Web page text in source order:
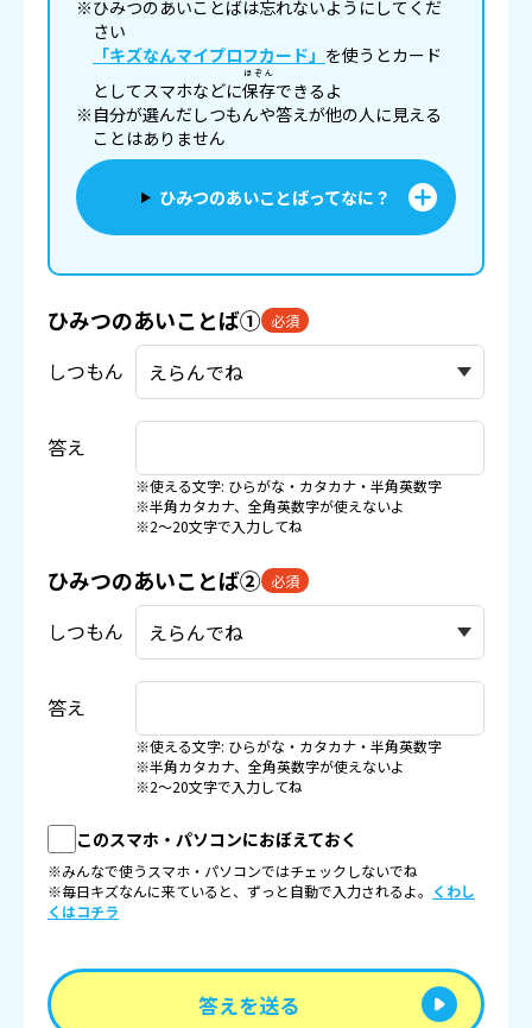
※ひみつのあいことばは忘れないようにしてくだ
さい
「キズなんマイプロフカード」 を使うとカード
としてスマホなどに保存
ほぞん
できるよ
※自分が選んだしつもんや答えが他の人に見える
ことはありません
ひみつのあいことばってなに？
ひみつのあいことば① 必須
しつもん
答え
※使える文字: ひらがな・カタカナ・半角英数字
※半角カタカナ、全角英数字が使えないよ
※2〜20文字で入力してね
ひみつのあいことば② 必須
しつもん
答え
※使える文字: ひらがな・カタカナ・半角英数字
※半角カタカナ、全角英数字が使えないよ
※2〜20文字で入力してね
このスマホ・パソコンにおぼえておく
※みんなで使うスマホ・パソコンではチェックしないでね
※毎日キズなんに来ていると、ずっと自動で入力されるよ。 くわし
くはコチラ
答えを送る